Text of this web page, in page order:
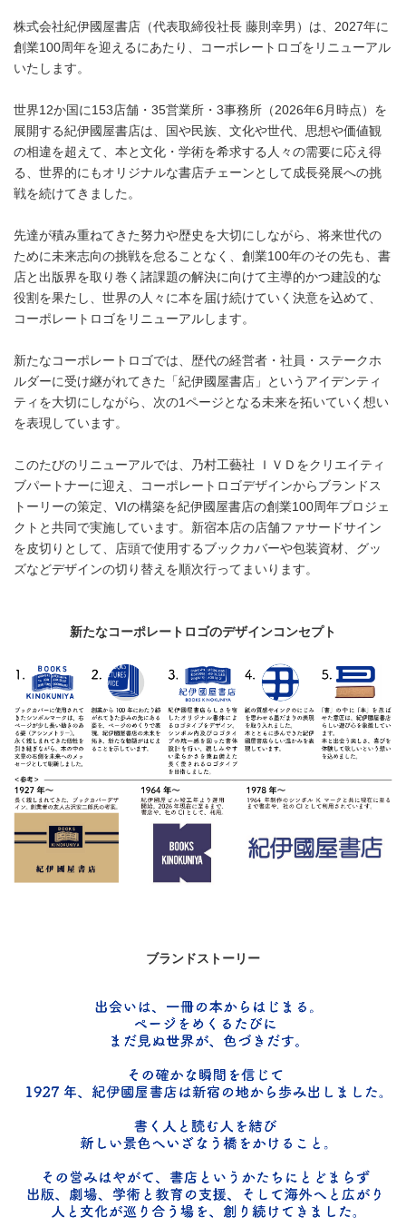
株式会社紀伊國屋書店（代表取締役社長 藤則幸男）は、2027年に
創業100周年を迎えるにあたり、コーポレートロゴをリニューアル
いたします。
世界12か国に153店舗・35営業所・3事務所（2026年6月時点）を
展開する紀伊國屋書店は、国や民族、文化や世代、思想や価値観
の相違を超えて、本と文化・学術を希求する人々の需要に応え得
る、世界的にもオリジナルな書店チェーンとして成長発展への挑
戦を続けてきました。
先達が積み重ねてきた努力や歴史を大切にしながら、将来世代の
ために未来志向の挑戦を怠ることなく、創業100年のその先も、書
店と出版界を取り巻く諸課題の解決に向けて主導的かつ建設的な
役割を果たし、世界の人々に本を届け続けていく決意を込めて、
コーポレートロゴをリニューアルします。
新たなコーポレートロゴでは、歴代の経営者・社員・ステークホ
ルダーに受け継がれてきた「紀伊國屋書店」というアイデンティ
ティを大切にしながら、次の1ページとなる未来を拓いていく想い
を表現しています。
このたびのリニューアルでは、乃村工藝社 ＩＶＤをクリエイティ
ブパートナーに迎え、コーポレートロゴデザインからブランドス
トーリーの策定、VIの構築を紀伊國屋書店の創業100周年プロジェ
クトと共同で実施しています。新宿本店の店舗ファサードサイン
を皮切りとして、店頭で使用するブックカバーや包装資材、グッ
ズなどデザインの切り替えを順次行ってまいります。
新たなコーポレートロゴのデザインコンセプト
ブランドストーリー